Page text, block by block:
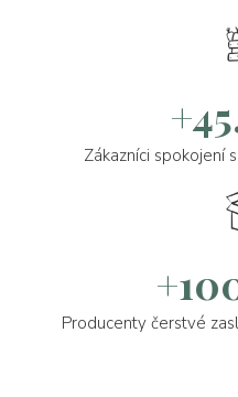
Zákazníci spokojení
Producenty čerstvé